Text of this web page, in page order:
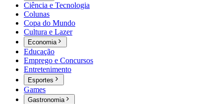
Ciência e Tecnologia
Colunas
Copa do Mundo
Cultura e Lazer
Economia
Educação
Emprego e Concursos
Entretenimento
Esportes
Games
Gastronomia